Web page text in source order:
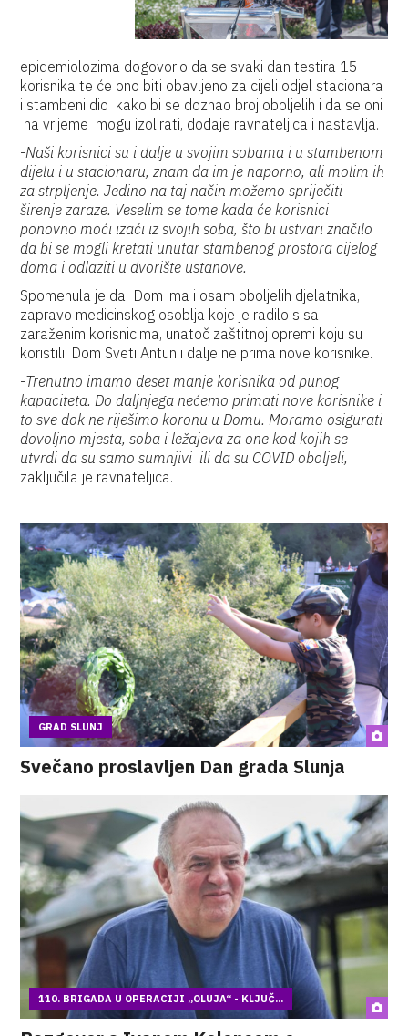
epidemiolozima dogovorio da se svaki dan testira 15
korisnika te će ono biti obavljeno za cijeli odjel stacionara
i stambeni dio kako bi se doznao broj oboljelih i da se oni
na vrijeme mogu izolirati, dodaje ravnateljica i nastavlja.
-Naši korisnici su i dalje u svojim sobama i u stambenom
dijelu i u stacionaru, znam da im je naporno, ali molim ih
za strpljenje. Jedino na taj način možemo spriječiti
širenje zaraze. Veselim se tome kada će korisnici
ponovno moći izaći iz svojih soba, što bi ustvari značilo
da bi se mogli kretati unutar stambenog prostora cijelog
doma i odlaziti u dvorište ustanove.
Spomenula je da Dom ima i osam oboljelih djelatnika,
zapravo medicinskog osoblja koje je radilo s sa
zaraženim korisnicima, unatoč zaštitnoj opremi koju su
koristili. Dom Sveti Antun i dalje ne prima nove korisnike.
-Trenutno imamo deset manje korisnika od punog
kapaciteta. Do daljnjega nećemo primati nove korisnike i
to sve dok ne riješimo koronu u Domu. Moramo osigurati
dovoljno mjesta, soba i ležajeva za one kod kojih se
utvrdi da su samo sumnjivi ili da su COVID oboljeli,
zaključila je ravnateljica.
GRAD SLUNJ
Svečano proslavljen Dan grada Slunja
110. BRIGADA U OPERACIJI „OLUJA“ - KLJUČ...